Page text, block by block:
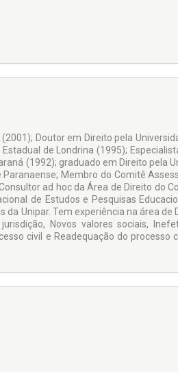
Doutor em Direito pela
de Londrina (1995);
(1992); graduado em Direito pela
Membro do Comitê
ad hoc da Área de Direito do
de Estudos e Pesquisas
Unipar. Tem experiência na área de
Novos valores sociais,
civil e Readequação do processo